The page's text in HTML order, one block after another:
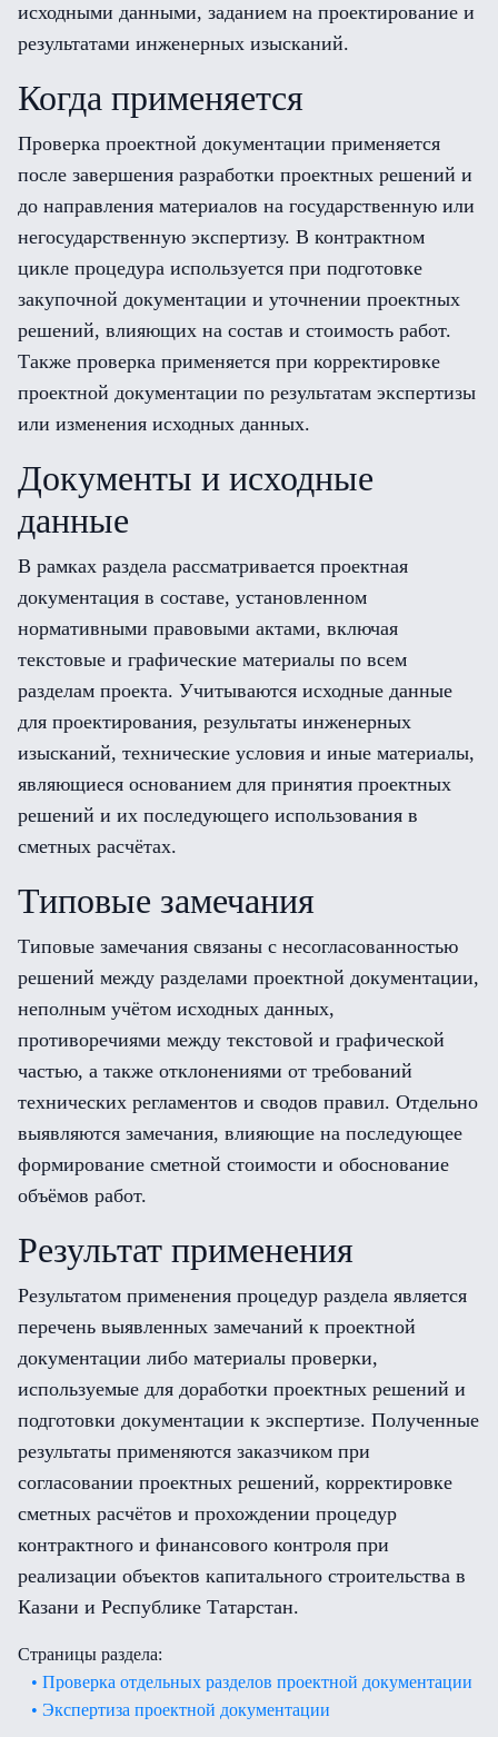
исходными данными, заданием на проектирование и
результатами инженерных изысканий.
Когда применяется
Проверка проектной документации применяется
после завершения разработки проектных решений и
до направления материалов на государственную или
негосударственную экспертизу. В контрактном
цикле процедура используется при подготовке
закупочной документации и уточнении проектных
решений, влияющих на состав и стоимость работ.
Также проверка применяется при корректировке
проектной документации по результатам экспертизы
или изменения исходных данных.
Документы и исходные
данные
В рамках раздела рассматривается проектная
документация в составе, установленном
нормативными правовыми актами, включая
текстовые и графические материалы по всем
разделам проекта. Учитываются исходные данные
для проектирования, результаты инженерных
изысканий, технические условия и иные материалы,
являющиеся основанием для принятия проектных
решений и их последующего использования в
сметных расчётах.
Типовые замечания
Типовые замечания связаны с несогласованностью
решений между разделами проектной документации,
неполным учётом исходных данных,
противоречиями между текстовой и графической
частью, а также отклонениями от требований
технических регламентов и сводов правил. Отдельно
выявляются замечания, влияющие на последующее
формирование сметной стоимости и обоснование
объёмов работ.
Результат применения
Результатом применения процедур раздела является
перечень выявленных замечаний к проектной
документации либо материалы проверки,
используемые для доработки проектных решений и
подготовки документации к экспертизе. Полученные
результаты применяются заказчиком при
согласовании проектных решений, корректировке
сметных расчётов и прохождении процедур
контрактного и финансового контроля при
реализации объектов капитального строительства в
Казани и Республике Татарстан.
Страницы раздела:
• Проверка отдельных разделов проектной документации
• Экспертиза проектной документации